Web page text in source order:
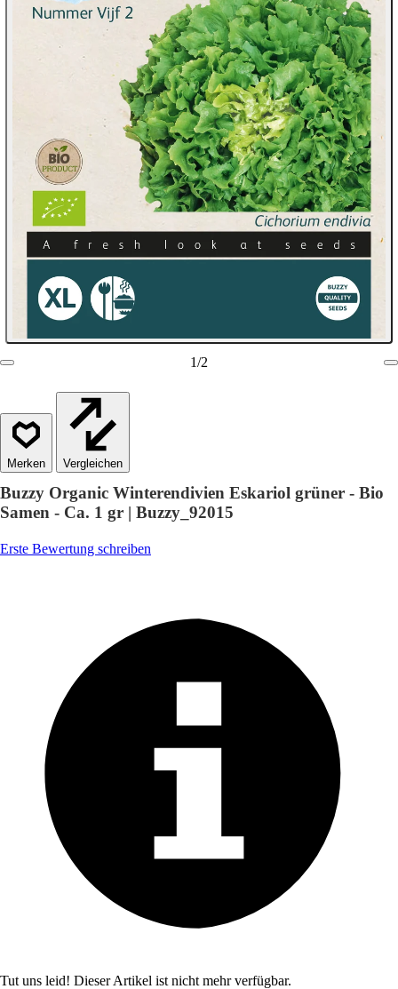
1/2
Vergleichen
Buzzy Organic Winterendivien Eskariol grüner - Bio
Samen - Ca. 1 gr | Buzzy_92015
Erste Bewertung schreiben
Tut uns leid! Dieser Artikel ist nicht mehr verfügbar.